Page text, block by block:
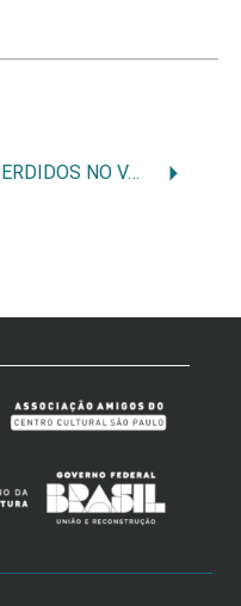
PERDIDOS NO VALE DOS DINOSSAUROS